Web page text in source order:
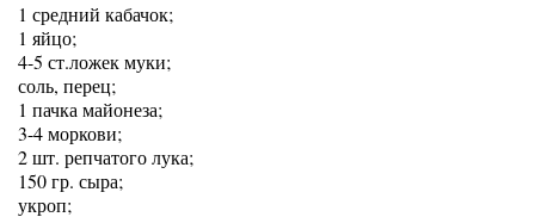
1 средний кабачок;
1 яйцо;
4-5 ст.ложек муки;
соль, перец;
1 пачка майонеза;
3-4 моркови;
2 шт. репчатого лука;
150 гр. сыра;
укроп;